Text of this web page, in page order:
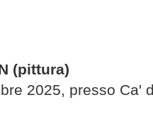
(pittura)
2025, presso Ca'